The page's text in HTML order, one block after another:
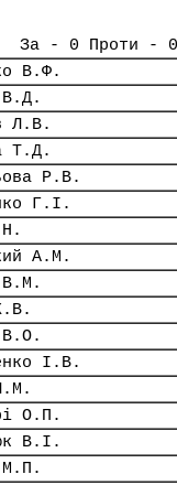
За - 0 Проти - 0
В.Ф.
В.Д.
Л.В.
Т.Д.
Р.В.
Г.І.
А.М.
В.М.
В.О.
І.В.
О.П.
В.І.
М.П.